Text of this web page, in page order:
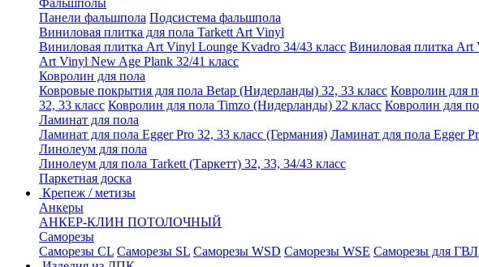
Фальшполы
Панели фальшпола Подсистема фальшпола
Виниловая плитка для пола Tarkett Art Vinyl
Виниловая плитка Art Vinyl Lounge Kvadro 34/43 класс Виниловая плитка Art
Art Vinyl New Age Plank 32/41 класс
Ковролин для пола
Ковровые покрытия для пола Betap (Нидерланды) 32, 33 класс Ковролин для
32, 33 класс Ковролин для пола Timzo (Нидерланды) 22 класс Ковролин для
Ламинат для пола
Ламинат для пола Egger Pro 32, 33 класс (Германия) Ламинат для пола Egger
Линолеум для пола
Линолеум для пола Tarkett (Таркетт) 32, 33, 34/43 класс
Паркетная доска
Крепеж / метизы
Анкеры
АНКЕР-КЛИН ПОТОЛОЧНЫЙ
Саморезы
Саморезы CL Саморезы SL Саморезы WSD Саморезы WSE Саморезы для ГВЛ